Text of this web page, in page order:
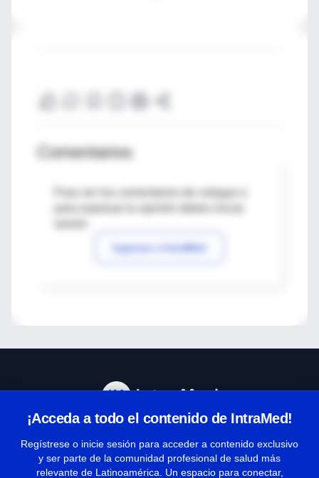
Comentarios
Para ver los comentarios de colegas o
Ingresar a IntraMed
¡Acceda a todo el contenido de IntraMed!
Regístrese o inicie sesión para acceder a contenido exclusivo
y ser parte de la comunidad profesional de salud más
relevante de Latinoamérica. Un espacio para conectar,